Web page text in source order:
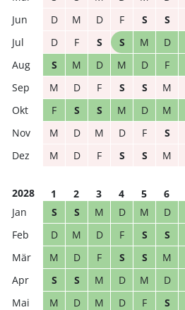
D
M D F S S
D
F S S M D
S
M D M D F
M
D F S S M
F
S S M D M
M
D M D F S
M
D F S S M
2028 1 2 3 4 5 6
S
S M D M D
D
M D F S S
M
D F S S M
S
S M D M D
M
D M D F S